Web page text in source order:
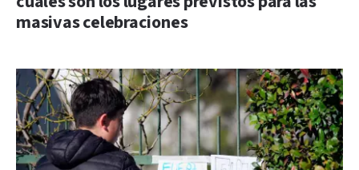
masivas celebraciones